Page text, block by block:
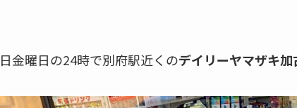
金曜日の24時で別府駅近くのデイリーヤマザキ